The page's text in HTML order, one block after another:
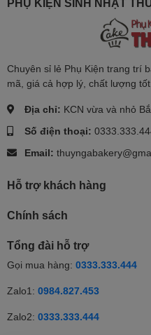
PHỤ KIỆN SINH NHẬT
Chuyên sỉ lẻ Phụ Kiện trang trí
mã, giá cả hợp lý, chất lượng
Địa chỉ: KCN vừa và nhỏ
Số điện thoại:
Email:
Hỗ trợ khách hàng
Chính sách
Tổng đài hỗ trợ
Gọi mua hàng: 0333.333.444
Zalo1: 0984.827.453
Zalo2: 0333.333.444